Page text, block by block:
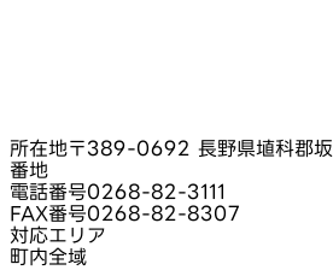
所在地〒389-0692 長野県埴科郡
番地
電話番号0268-82-3111
FAX番号0268-82-8307
対応エリア
町内全域